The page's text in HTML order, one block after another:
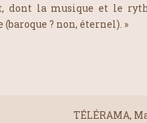
dont la musique et le
? non, éternel). »
TÉLÉRAMA,